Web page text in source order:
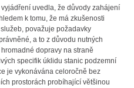
uvedla, že důvody zahájení
k tomu, že má zkušenosti
považuje požadavky
a to z důvodu nutných
dopravy na straně
specifik úklidu stanic podzemní
je vykonávána celoročně bez
prostorách probíhající většinou